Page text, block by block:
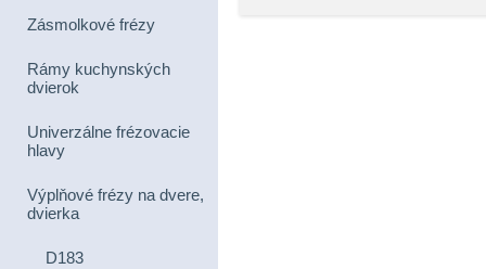
Zásmolkové frézy
Rámy kuchynských
dvierok
Univerzálne frézovacie
hlavy
Výplňové frézy na dvere,
dvierka
D183